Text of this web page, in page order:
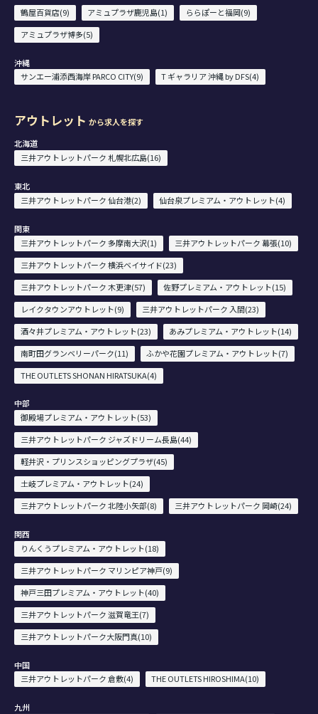
鶴屋百貨店(9)
アミュプラザ鹿児島(1)
ららぽーと福岡(9)
アミュプラザ博多(5)
沖縄
サンエー浦添西海岸 PARCO CITY(9)
T ギャラリア 沖縄 by DFS(4)
アウトレット から求人を探す
北海道
三井アウトレットパーク 札幌北広島(16)
東北
三井アウトレットパーク 仙台港(2)
仙台泉プレミアム・アウトレット(4)
関東
三井アウトレットパーク 多摩南大沢(1)
三井アウトレットパーク 幕張(10)
三井アウトレットパーク 横浜ベイサイド(23)
三井アウトレットパーク 木更津(57)
佐野プレミアム・アウトレット(15)
レイクタウンアウトレット(9)
三井アウトレットパーク 入間(23)
酒々井プレミアム・アウトレット(23)
あみプレミアム・アウトレット(14)
南町田グランベリーパーク(11)
ふかや花園プレミアム・アウトレット(7)
THE OUTLETS SHONAN HIRATSUKA(4)
中部
御殿場プレミアム・アウトレット(53)
三井アウトレットパーク ジャズドリーム長島(44)
軽井沢・プリンスショッピングプラザ(45)
土岐プレミアム・アウトレット(24)
三井アウトレットパーク 北陸小矢部(8)
三井アウトレットパーク 岡崎(24)
関西
りんくうプレミアム・アウトレット(18)
三井アウトレットパーク マリンピア神戸(9)
神戸三田プレミアム・アウトレット(40)
三井アウトレットパーク 滋賀竜王(7)
三井アウトレットパーク大阪門真(10)
中国
三井アウトレットパーク 倉敷(4)
THE OUTLETS HIROSHIMA(10)
九州